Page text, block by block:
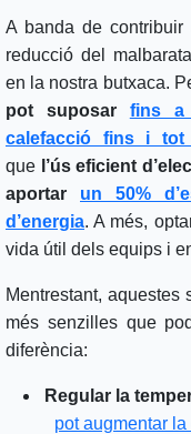
A banda de
reducció del
en la nostra butxaca.
pot suposar fins a
calefacció fins i tot
que l’ús eficient
aportar un 50%
d’energia. A més,
vida útil dels equips i
Mentrestant,
més senzilles que
diferència:
Regular la
pot augmentar